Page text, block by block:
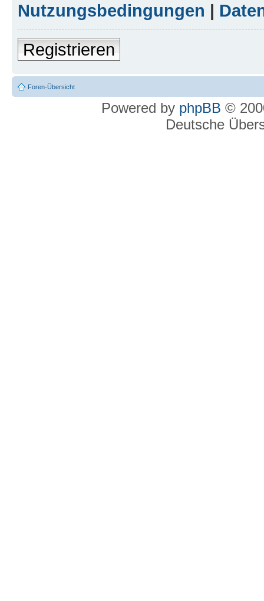
Nutzungsbedingungen |
Registrieren
Foren-Übersicht
Powered by phpBB ©
Deutsche